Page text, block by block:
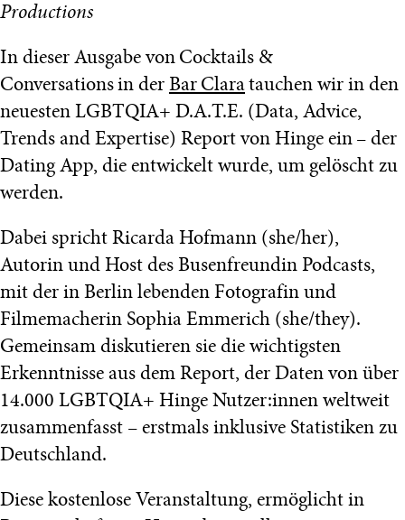
Productions
In dieser Ausgabe von Cocktails &
Conversations in der Bar Claratauchen wir in den
neuesten LGBTQIA+ D.A.T.E. (Data, Advice,
Trends and Expertise) Report von Hinge ein – der
Dating App, die entwickelt wurde, um gelöscht zu
werden.
Dabei spricht Ricarda Hofmann (she/her),
Autorin und Host des Busenfreundin Podcasts,
mit der in Berlin lebenden Fotografin und
Filmemacherin Sophia Emmerich (she/they).
Gemeinsam diskutieren sie die wichtigsten
Erkenntnisse aus dem Report, der Daten von über
14.000 LGBTQIA+ Hinge Nutzer:innen weltweit
zusammenfasst – erstmals inklusive Statistiken zu
Deutschland.
Diese kostenlose Veranstaltung, ermöglicht in